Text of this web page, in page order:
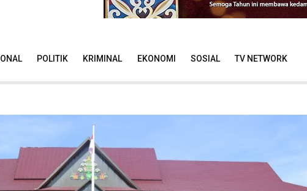
POLITIK KRIMINAL EKONOMI SOSIAL TV NETWORK